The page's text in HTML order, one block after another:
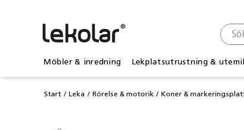
Möbler & inredning Lekplatsutrustning &
Start Leka Rörelse & motorik Koner &